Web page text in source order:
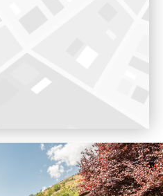
Doron de Bozel